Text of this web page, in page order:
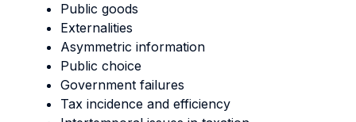
Public goods
Externalities
Asymmetric information
Public choice
Government failures
Tax incidence and efficiency